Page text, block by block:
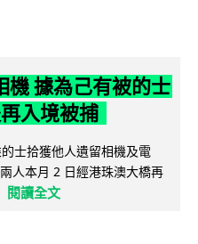
機 據為己有被的士
入境被捕
士拾獲他人遺留相機及電
人本月 2 日經港珠澳大橋再
閱讀全文